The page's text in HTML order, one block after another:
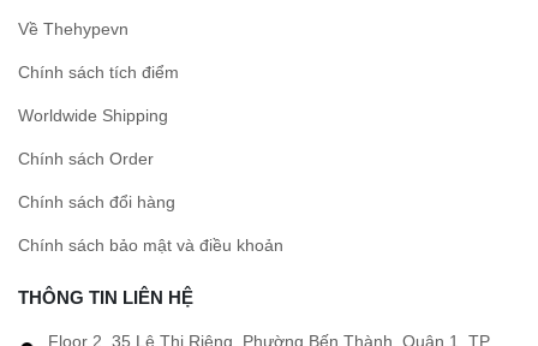
Về Thehypevn
Chính sách tích điểm
Worldwide Shipping
Chính sách Order
Chính sách đổi hàng
Chính sách bảo mật và điều khoản
THÔNG TIN LIÊN HỆ
Floor 2, 35 Lê Thị Riêng, Phường Bến Thành, Quận 1, TP